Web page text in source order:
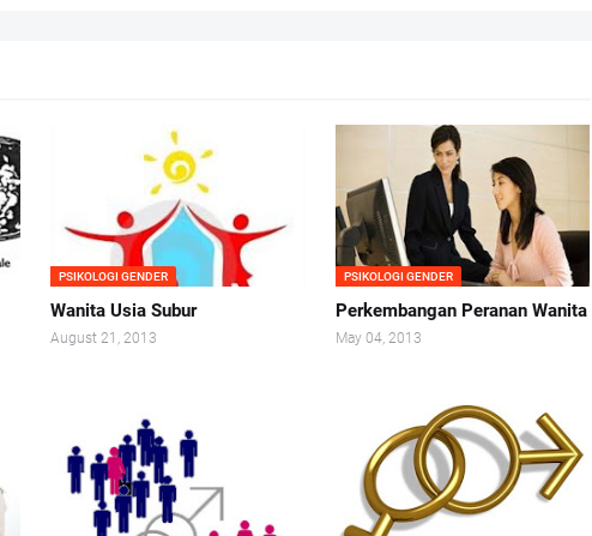
PSIKOLOGI GENDER
Wanita Usia Subur
August 21, 2013
PSIKOLOGI GENDER
Perkembangan Peranan Wanita
May 04, 2013